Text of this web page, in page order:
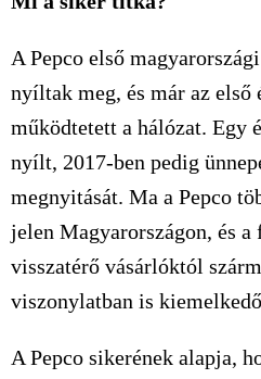
A Pepco első
nyíltak meg, és már az első
működtetett a hálózat. Egy
nyílt, 2017-ben pedig
megnyitását. Ma a Pepco
jelen Magyarországon, és
visszatérő vásárlóktól
viszonylatban is
A Pepco sikerének alapja,